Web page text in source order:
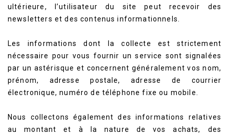
ultérieure, l’utilisateur du site peut recevoir des
newsletters et des contenus informationnels.
Les informations dont la collecte est strictement
nécessaire pour vous fournir un service sont signalées
par un astérisque et concernent généralement vos nom,
prénom, adresse postale, adresse de courrier
électronique, numéro de téléphone fixe ou mobile.
Nous collectons également des informations relatives
au montant et à la nature de vos achats, des